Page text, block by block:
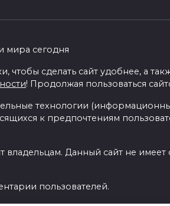
мира сегодня
чтобы сделать сайт удобнее, а
! Продолжая пользоваться
технологии
к предпочтениям
владельцам. Данный сайт не
пользователей.